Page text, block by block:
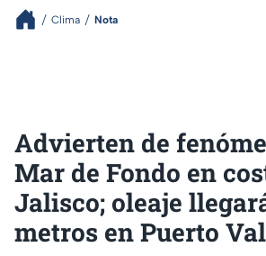
Clima Nota
Advierten de
Mar de Fondo en
Jalisco; oleaje
metros en Puerto